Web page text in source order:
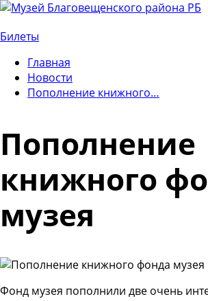
Билеты
Главная
Новости
Пополнение книжного…
Пополнение
книжного
музея
Фонд музея пополнили две очень